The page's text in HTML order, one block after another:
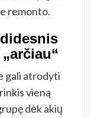
remonto.
gali atrodyti
vieną
dėk akių